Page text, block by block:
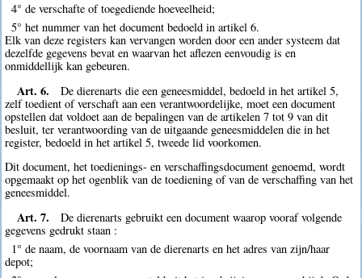
4° de verschafte of toegediende hoeveelheid;
5° het nummer van het document bedoeld in artikel 6.
Elk van deze registers kan vervangen worden door een ander systeem dat
dezelfde gegevens bevat en waarvan het aflezen eenvoudig is en
onmiddellijk kan gebeuren.
Art. 6.
De dierenarts die een geneesmiddel, bedoeld in het artikel 5,
zelf toedient of verschaft aan een verantwoordelijke, moet een document
opstellen dat voldoet aan de bepalingen van de artikelen 7 tot 9 van dit
besluit, ter verantwoording van de uitgaande geneesmiddelen die in het
register, bedoeld in het artikel 5, tweede lid voorkomen.
Dit document, het toedienings- en verschaffingsdocument genoemd, wordt
opgemaakt op het ogenblik van de toediening of van de verschaffing van het
geneesmiddel.
Art. 7.
De dierenarts gebruikt een document waarop vooraf volgende
gegevens gedrukt staan :
1° de naam, de voornaam van de dierenarts en het adres van zijn/haar
depot;